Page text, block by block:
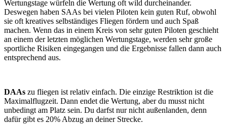
Wertungstage würfeln die Wertung oft wild durcheinander.
Deswegen haben SAAs bei vielen Piloten kein guten Ruf, obwohl
sie oft kreatives selbständiges Fliegen fördern und auch Spaß
machen. Wenn das in einem Kreis von sehr guten Piloten geschieht
an einem der letzten möglichen Wertungstage, werden sehr große
sportliche Risiken eingegangen und die Ergebnisse fallen dann auch
entsprechend aus.
DAAs zu fliegen ist relativ einfach. Die einzige Restriktion ist die
Maximalflugzeit. Dann endet die Wertung, aber du musst nicht
unbedingt am Platz sein. Du darfst nur nicht außenlanden, denn
dafür gibt es 20% Abzug an deiner Strecke.